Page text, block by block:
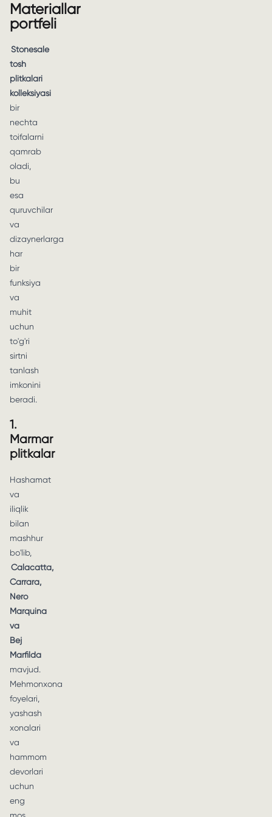
Materiallar
portfeli
Stonesale
tosh
plitkalari
kolleksiyasi
bir
nechta
toifalarni
qamrab
oladi,
bu
esa
quruvchilar
va
dizaynerlarga
har
bir
funksiya
va
muhit
uchun
to'g'ri
sirtni
tanlash
imkonini
beradi.
1.
Marmar
plitkalar
Hashamat
va
iliqlik
bilan
mashhur
bo'lib,
Calacatta,
Carrara,
Nero
Marquina
va
Bej
Marfilda
mavjud.
Mehmonxona
foyelari,
yashash
xonalari
va
hammom
devorlari
uchun
eng